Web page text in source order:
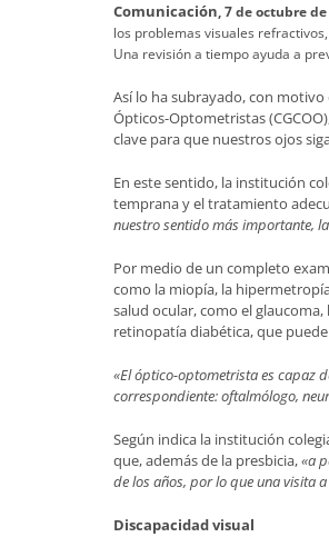
Comunicación, 7 de octubre de
los problemas visuales
Una revisión a tiempo ayuda a
Así lo ha subrayado, con motivo
Ópticos-Optometristas
clave para que nuestros ojos
En este sentido, la institución
temprana y el tratamiento
nuestro sentido más importante,
Por medio de un completo
como la miopía, la
salud ocular, como el
retinopatía diabética, que
«El óptico-optometrista es capaz
correspondiente: oftalmólogo,
Según indica la institución
que, además de la presbicia,«a
de los años, por lo que una visita
Discapacidad visual